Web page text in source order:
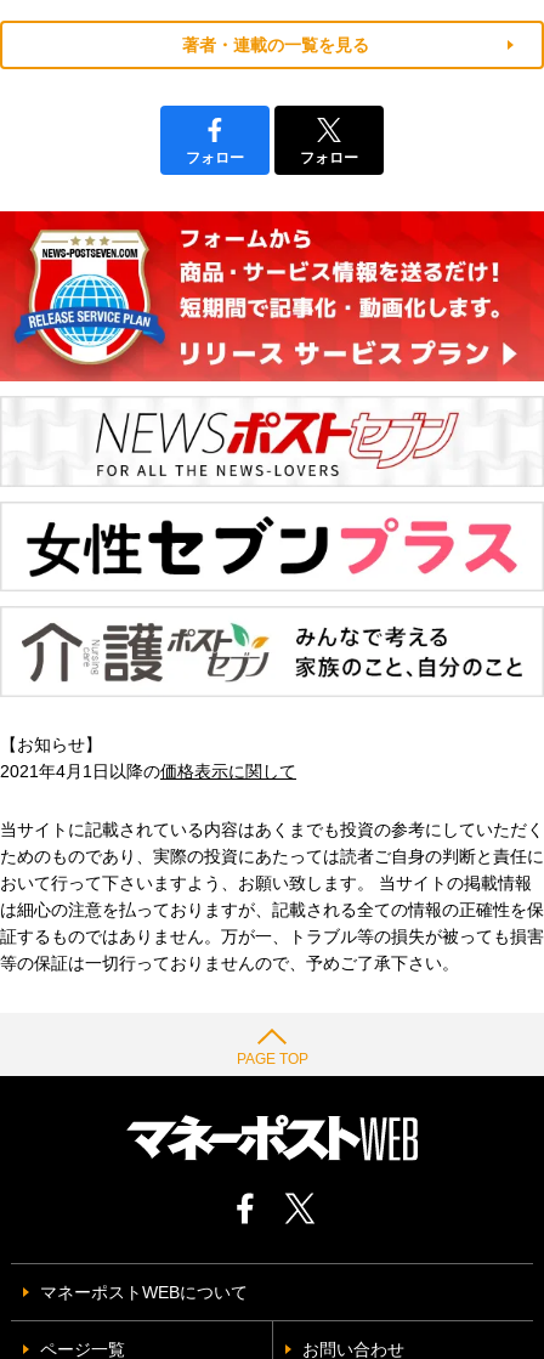
著者・連載の一覧を見る
フォロー フォロー
【お知らせ】
2021年4月1日以降の価格表示に関して
当サイトに記載されている内容はあくまでも投資の参考にしていただく
ためのものであり、実際の投資にあたっては読者ご自身の判断と責任に
おいて行って下さいますよう、お願い致します。 当サイトの掲載情報
は細心の注意を払っておりますが、記載される全ての情報の正確性を保
証するものではありません。万が一、トラブル等の損失が被っても損害
等の保証は一切行っておりませんので、予めご了承下さい。
PAGE TOP
マネーポストWEBについて
ページ一覧 お問い合わせ